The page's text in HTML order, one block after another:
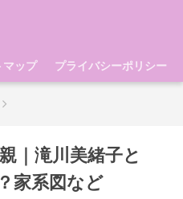
マップ プライバシーポリシー
｜滝川美緒子と
家系図など